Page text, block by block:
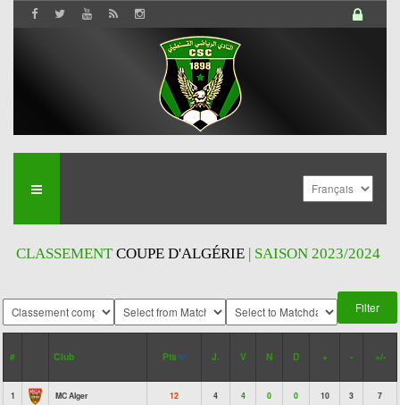
CLASSEMENTCOUPE D'ALGÉRIE | SAISON 2023/2024
# Club Pts J. V N D + - +/-
1 MC Alger 12 4 4 0 0 10 3 7